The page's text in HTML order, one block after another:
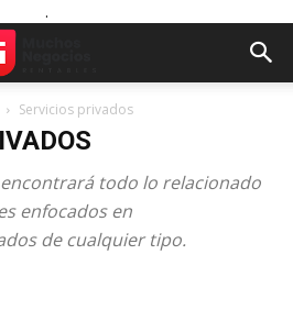
.
Servicios privados
todo lo relacionado
enfocados en
de cualquier tipo.